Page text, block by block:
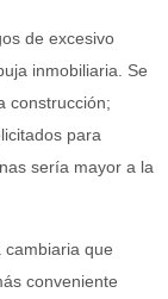
de excesivo
inmobiliaria. Se
construcción;
para
sería mayor a la
que
conveniente